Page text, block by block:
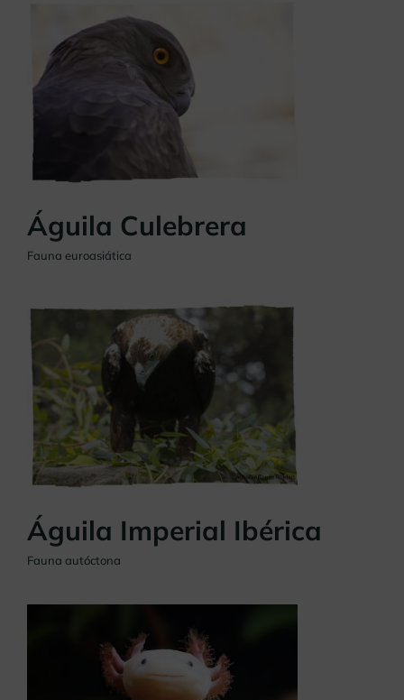
Águila Culebrera
Fauna euroasiática
Águila Imperial Ibérica
Fauna autóctona